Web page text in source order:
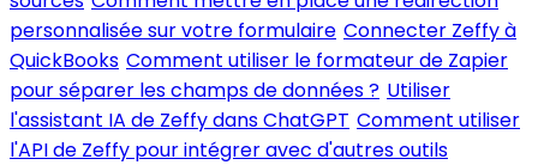
personnalisée sur votre formulaire Connecter Zeffy à
QuickBooks Comment utiliser le formateur de Zapier
pour séparer les champs de données ? Utiliser
l'assistant IA de Zeffy dans ChatGPT Comment utiliser
l'API de Zeffy pour intégrer avec d'autres outils